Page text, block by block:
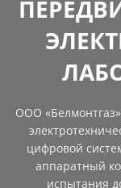
ООО
цифровой
аппаратный
испытания